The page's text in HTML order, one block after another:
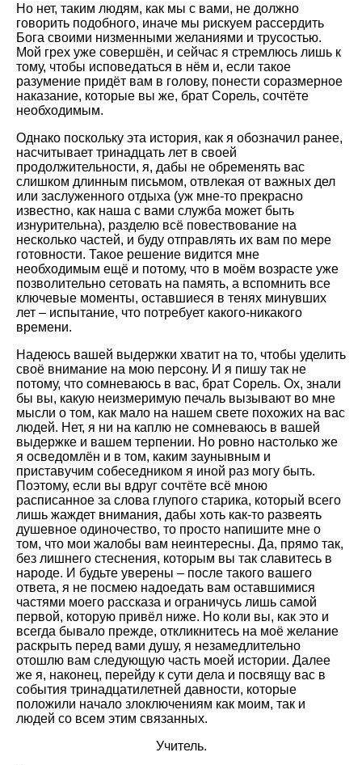
Но нет, таким людям, как мы с вами, не должно
говорить подобного, иначе мы рискуем рассердить
Бога своими низменными желаниями и трусостью.
Мой грех уже совершён, и сейчас я стремлюсь лишь к
тому, чтобы исповедаться в нём и, если такое
разумение придёт вам в голову, понести соразмерное
наказание, которые вы же, брат Сорель, сочтёте
необходимым.
Однако поскольку эта история, как я обозначил ранее,
насчитывает тринадцать лет в своей
продолжительности, я, дабы не обременять вас
слишком длинным письмом, отвлекая от важных дел
или заслуженного отдыха (уж мне-то прекрасно
известно, как наша с вами служба может быть
изнурительна), разделю всё повествование на
несколько частей, и буду отправлять их вам по мере
готовности. Такое решение видится мне
необходимым ещё и потому, что в моём возрасте уже
позволительно сетовать на память, а вспомнить все
ключевые моменты, оставшиеся в тенях минувших
лет – испытание, что потребует какого-никакого
времени.
Надеюсь вашей выдержки хватит на то, чтобы уделить
своё внимание на мою персону. И я пишу так не
потому, что сомневаюсь в вас, брат Сорель. Ох, знали
бы вы, какую неизмеримую печаль вызывают во мне
мысли о том, как мало на нашем свете похожих на вас
людей. Нет, я ни на каплю не сомневаюсь в вашей
выдержке и вашем терпении. Но ровно настолько же
я осведомлён и в том, каким заунывным и
приставучим собеседником я иной раз могу быть.
Поэтому, если вы вдруг сочтёте всё мною
расписанное за слова глупого старика, который всего
лишь жаждет внимания, дабы хоть как-то развеять
душевное одиночество, то просто напишите мне о
том, что мои жалобы вам неинтересны. Да, прямо так,
без лишнего стеснения, которым вы так славитесь в
народе. И будьте уверены – после такого вашего
ответа, я не посмею надоедать вам оставшимися
частями моего рассказа и ограничусь лишь самой
первой, которую привёл ниже. Но коли вы, как это и
всегда бывало прежде, откликнитесь на моё желание
раскрыть перед вами душу, я незамедлительно
отошлю вам следующую часть моей истории. Далее
же я, наконец, перейду к сути дела и посвящу вас в
события тринадцатилетней давности, которые
положили начало злоключениям как моим, так и
людей со всем этим связанных.
Учитель.